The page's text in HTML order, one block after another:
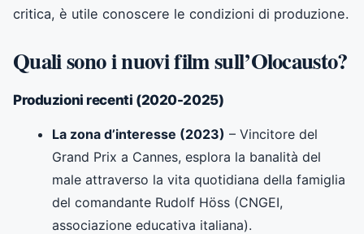
critica, è utile conoscere le condizioni di produzione.
Quali sono i nuovi film sull’Olocausto?
Produzioni recenti (2020-2025)
La zona d’interesse (2023) – Vincitore del
Grand Prix a Cannes, esplora la banalità del
male attraverso la vita quotidiana della famiglia
del comandante Rudolf Höss (CNGEI,
associazione educativa italiana).